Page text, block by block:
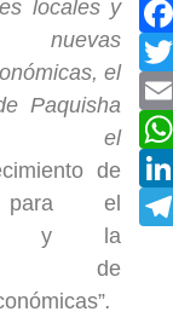
locales y
el
Paquisha
el
de
para el
y la
de
.